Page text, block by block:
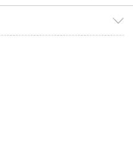
샤오 일행 앞에 날아온다.
내놓는다면 목숨만은 살려 주
오히려 샤오를 감싸며 오만군단
만군단장의 힘에 손오공, 호킹,
라는 호킹의 말에 샤오와 이랑,
오만군단장의 부하인 타락한 요